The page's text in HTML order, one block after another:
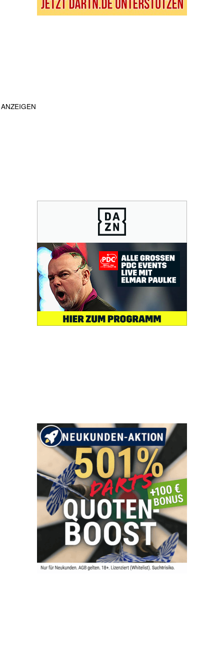
ANZEIGEN